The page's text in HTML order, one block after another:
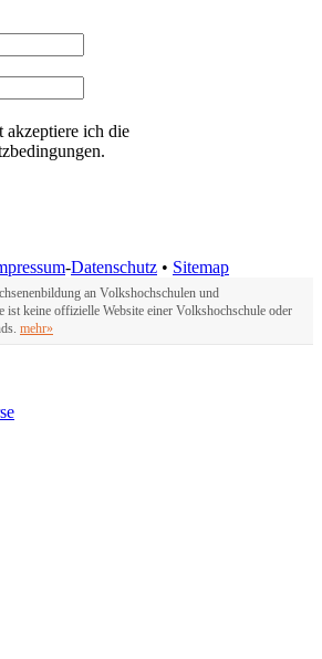
akzeptiere ich die
-Datenschutz • Sitemap
an Volkshochschulen und
ist keine offizielle Website einer Volkshochschule oder
mehr»